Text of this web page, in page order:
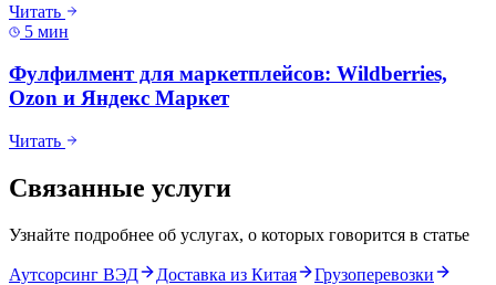
Читать
5 мин
Фулфилмент для маркетплейсов: Wildberries,
Ozon и Яндекс Маркет
Читать
Связанные услуги
Узнайте подробнее об услугах, о которых говорится в статье
Аутсорсинг ВЭД Доставка из Китая
Грузоперевозки